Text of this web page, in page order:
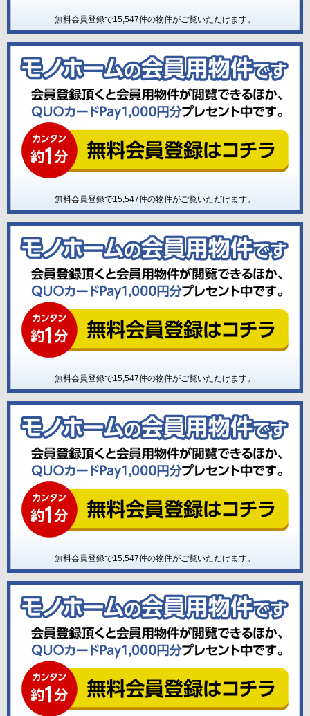
無料会員登録で15,547件の物件がご覧いただけます。
無料会員登録で15,547件の物件がご覧いただけます。
無料会員登録で15,547件の物件がご覧いただけます。
無料会員登録で15,547件の物件がご覧いただけます。